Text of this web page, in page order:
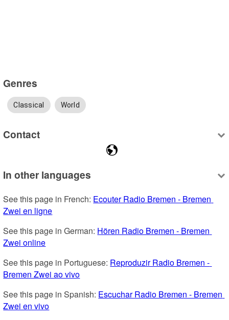
Genres
Classical World
Contact
In other languages
See this page in French: Ecouter Radio Bremen - Bremen
Zwei en ligne
See this page in German: Hören Radio Bremen - Bremen
Zwei online
See this page in Portuguese: Reproduzir Radio Bremen -
Bremen Zwei ao vivo
See this page in Spanish: Escuchar Radio Bremen - Bremen
Zwei en vivo